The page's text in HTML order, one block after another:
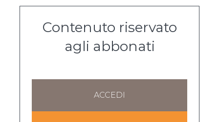
Contenuto riservato
agli abbonati
ACCEDI